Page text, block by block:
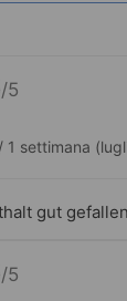
/5
/ 1 settimana
gut
/5